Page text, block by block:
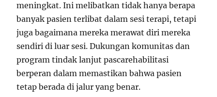
meningkat. Ini melibatkan tidak hanya berapa
banyak pasien terlibat dalam sesi terapi, tetapi
juga bagaimana mereka merawat diri mereka
sendiri di luar sesi. Dukungan komunitas dan
program tindak lanjut pascarehabilitasi
berperan dalam memastikan bahwa pasien
tetap berada di jalur yang benar.